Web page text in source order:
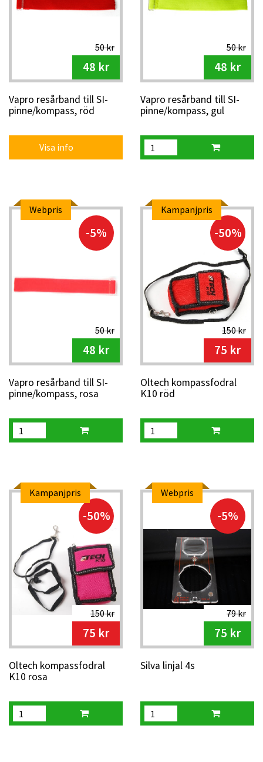
50 kr
48 kr
Vapro resårband till SI-
pinne/kompass, röd
Visa info
50 kr
48 kr
Vapro resårband till SI-
pinne/kompass, gul
Webpris
-5%
50 kr
48 kr
Vapro resårband till SI-
pinne/kompass, rosa
Kampanjpris
-50%
150 kr
75 kr
Oltech kompassfodral
K10 röd
Kampanjpris
-50%
150 kr
75 kr
Oltech kompassfodral
K10 rosa
Webpris
-5%
79 kr
75 kr
Silva linjal 4s